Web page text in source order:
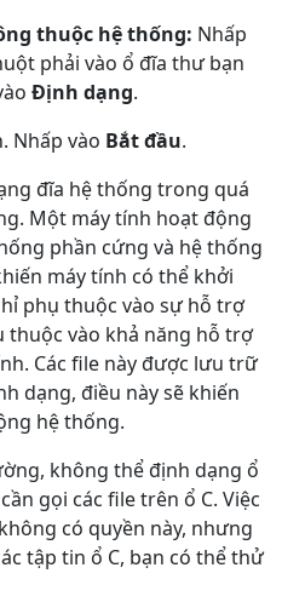
thuộc hệ thống: Nhấp
phải vào ổ đĩa thư bạn
Định dạng.
Nhấp vào Bắt đầu.
đĩa hệ thống trong quá
Một máy tính hoạt động
phần cứng và hệ thống
máy tính có thể khởi
phụ thuộc vào sự hỗ trợ
thuộc vào khả năng hỗ trợ
Các file này được lưu trữ
dạng, điều này sẽ khiến
hệ thống.
không thể định dạng ổ
gọi các file trên ổ C. Việc
có quyền này, nhưng
tập tin ổ C, bạn có thể thử